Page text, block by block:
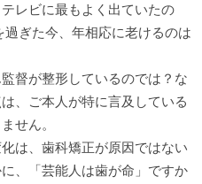
レビに最もよく出ていたの
ぎた今、年相応に老けるのは
督が整形しているのでは？な
、ご本人が特に言及している
せん。
は、歯科矯正が原因ではない
、「芸能人は歯が命」ですか